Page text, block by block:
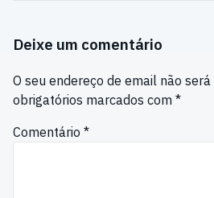
Deixe um comentário
O seu endereço de email não
obrigatórios marcados com *
Comentário *